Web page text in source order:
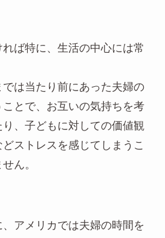
ば特に、生活の中心には常
は当たり前にあった夫婦の
とで、お互いの気持ちを考
、子どもに対しての価値観
ストレスを感じてしまうこ
ん。
アメリカでは夫婦の時間を